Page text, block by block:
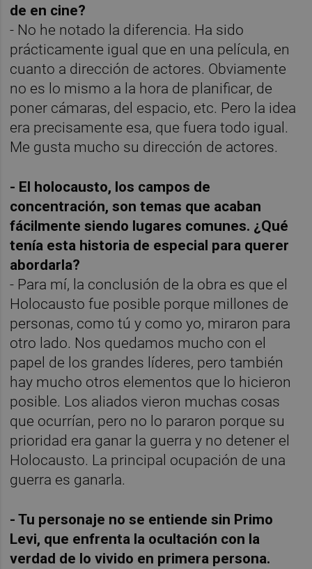
de en cine?
- No he notado la diferencia. Ha sido
prácticamente igual que en una película, en
cuanto a dirección de actores. Obviamente
no es lo mismo a la hora de planificar, de
poner cámaras, del espacio, etc. Pero la idea
era precisamente esa, que fuera todo igual.
Me gusta mucho su dirección de actores.
- El holocausto, los campos de
concentración, son temas que acaban
fácilmente siendo lugares comunes. ¿Qué
tenía esta historia de especial para querer
abordarla?
- Para mí, la conclusión de la obra es que el
Holocausto fue posible porque millones de
personas, como tú y como yo, miraron para
otro lado. Nos quedamos mucho con el
papel de los grandes líderes, pero también
hay mucho otros elementos que lo hicieron
posible. Los aliados vieron muchas cosas
que ocurrían, pero no lo pararon porque su
prioridad era ganar la guerra y no detener el
Holocausto. La principal ocupación de una
guerra es ganarla.
- Tu personaje no se entiende sin Primo
Levi, que enfrenta la ocultación con la
verdad de lo vivido en primera persona.